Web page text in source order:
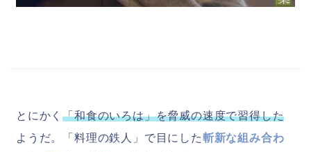
とにかく「和食のいろは」を脅威の速度で習得した
ようだ。「料理の鉄人」で目にした斬新な組み合わ